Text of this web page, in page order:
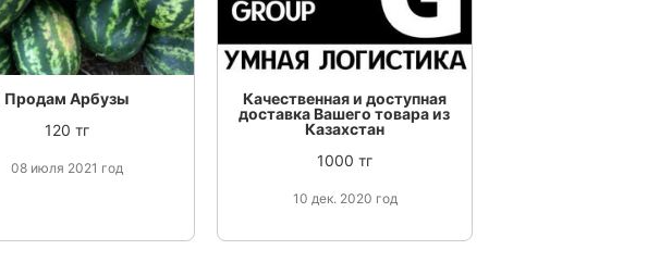
Продам Арбузы
120 тг
08 июля 2021 год
Качественная и доступная
доставка Вашего товара из
Казахстан
1000 тг
10 дек. 2020 год